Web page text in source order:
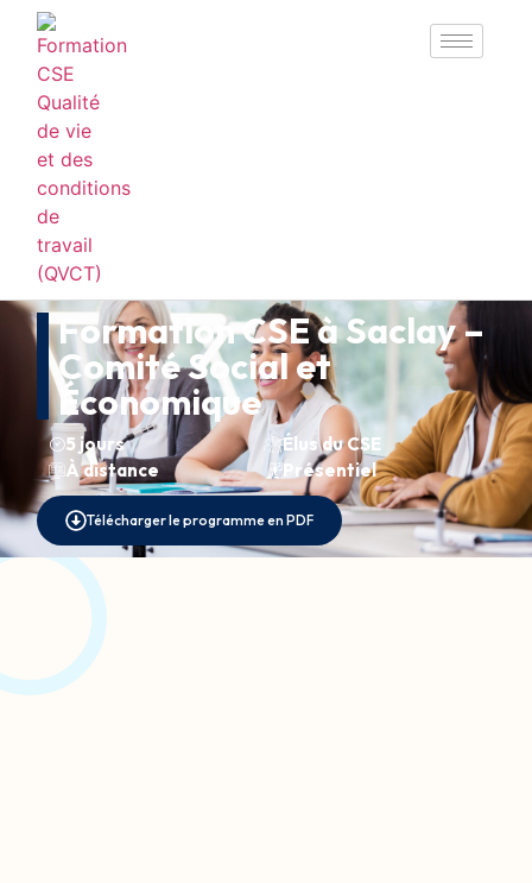
Formation CSE à Saclay –
Comité Social et
Économique
5 jours
Élus du CSE
À distance
Présentiel
Télécharger le programme en PDF